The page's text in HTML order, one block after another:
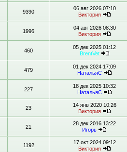
9390
06 авг 2026 07:10
Виктория
1996
04 авг 2026 08:30
Виктория
460
05 дек 2025 01:12
BrentVet
479
01 дек 2024 17:09
НатальяС
227
18 дек 2025 10:32
НатальяС
23
14 янв 2020 10:26
Виктория
21
28 дек 2016 13:22
Игорь
1192
17 окт 2024 09:12
Виктория